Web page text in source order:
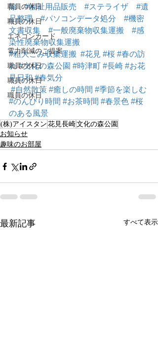
職員の休日
職員の休日
エネコンカード
電力削減のご提案
職員の休日
職員の休日
職員の休日
除
#福祉用品販売 #ステライザ
#遺
品整理
#パソコンデータ処分
#機密
文書収集
#一般廃棄物収集運搬
#感
染性廃棄物収集運搬
#粗大ごみ収集運搬 #花見 #桜 #春の訪
れ #文化の森公園 #時津町 #長崎 #お花
見日和 #春気分
#自然散策 #癒しの時間 #季節を楽しむ
#のんびり時間 #お茶時間 #春景色 #桜
のある風景
(株)アイスタン 花見長崎文化の森公園
お知らせ
趣味のお部屋
最新記事 すべて表示